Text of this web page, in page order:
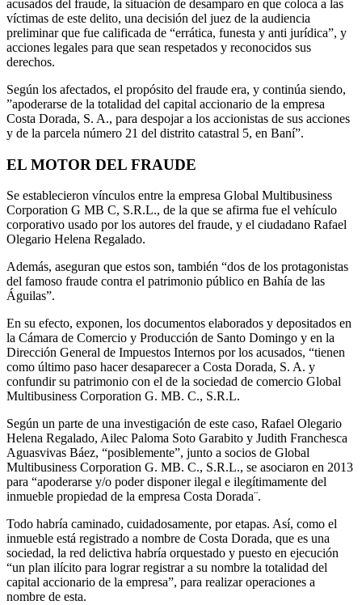
acusados del fraude, la situación de desamparo en que coloca a las
víctimas de este delito, una decisión del juez de la audiencia
preliminar que fue calificada de “errática, funesta y anti jurídica”, y
acciones legales para que sean respetados y reconocidos sus
derechos.
Según los afectados, el propósito del fraude era, y continúa siendo,
”apoderarse de la totalidad del capital accionario de la empresa
Costa Dorada, S. A., para despojar a los accionistas de sus acciones
y de la parcela número 21 del distrito catastral 5, en Baní”.
EL MOTOR DEL FRAUDE
Se establecieron vínculos entre la empresa Global Multibusiness
Corporation G MB C, S.R.L., de la que se afirma fue el vehículo
corporativo usado por los autores del fraude, y el ciudadano Rafael
Olegario Helena Regalado.
Además, aseguran que estos son, también “dos de los protagonistas
del famoso fraude contra el patrimonio público en Bahía de las
Águilas”.
En su efecto, exponen, los documentos elaborados y depositados en
la Cámara de Comercio y Producción de Santo Domingo y en la
Dirección General de Impuestos Internos por los acusados, “tienen
como último paso hacer desaparecer a Costa Dorada, S. A. y
confundir su patrimonio con el de la sociedad de comercio Global
Multibusiness Corporation G. MB. C., S.R.L.
Según un parte de una investigación de este caso, Rafael Olegario
Helena Regalado, Ailec Paloma Soto Garabito y Judith Franchesca
Aguasvivas Báez, “posiblemente”, junto a socios de Global
Multibusiness Corporation G. MB. C., S.R.L., se asociaron en 2013
para “apoderarse y/o poder disponer ilegal e ilegítimamente del
inmueble propiedad de la empresa Costa Dorada¨.
Todo habría caminado, cuidadosamente, por etapas. Así, como el
inmueble está registrado a nombre de Costa Dorada, que es una
sociedad, la red delictiva habría orquestado y puesto en ejecución
“un plan ilícito para lograr registrar a su nombre la totalidad del
capital accionario de la empresa”, para realizar operaciones a
nombre de esta.